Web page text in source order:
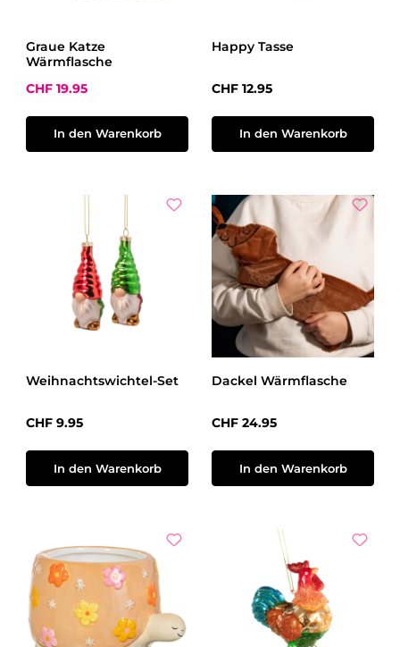
Graue Katze
Wärmflasche
Verkaufspreis:
CHF 19.95
In den Warenkorb
Happy Tasse
Regulärer Preis:
CHF 12.95
In den Warenkorb
Weihnachtswichtel-Set
Regulärer Preis:
CHF 9.95
In den Warenkorb
Dackel Wärmflasche
Regulärer Preis:
CHF 24.95
In den Warenkorb